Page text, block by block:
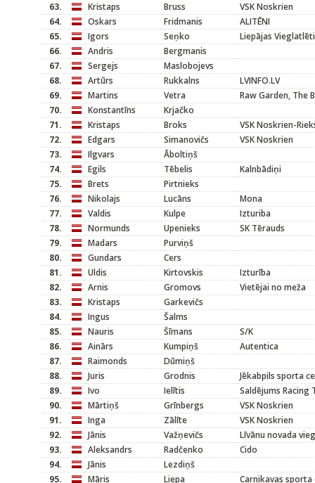
63.
Kristaps Bruss
VSK Noskrien
64.
Oskars Fridmanis
ALITĒNI
65.
Igors Seņko
Liepājas
66.
Andris
Bergmanis
67.
Sergejs
Maslobojevs
68.
Artūrs Rukkalns
LVINFO.LV
69.
Martins Vetra
Raw Garden, The
70.
Konstantīns
Krjačko
71.
Kristaps Broks
VSK Noskrien-
72.
Edgars Simanovičs
VSK Noskrien
73.
Ilgvars
Āboltiņš
74.
Egils Tēbelis
Kalnbādiņi
75.
Brets
Pirtnieks
76.
Nikolajs Lucāns
Mona
77.
Valdis Kulpe
Izturiba
78.
Normunds Upenieks
SK Tērauds
79.
Madars
Purviņš
80.
Gundars
Cers
81.
Uldis Kirtovskis
Izturība
82.
Arnis Gromovs
Vietējai no meža
83.
Kristaps
Garkevičs
84.
Ingus
Šalms
85.
Nauris Šīmans
S/K
86.
Ainārs Kumpiņš
Autentica
87.
Raimonds
Dūmiņš
88.
Juris Grodnis
Jēkabpils sporta
89.
Ivo Ielītis
Saldējums Racing
90.
Mārtiņš Grīnbergs
VSK Noskrien
91.
Inga Zālīte
VSK Noskrien
92.
Jānis Važņevičs
Līvānu novada
93.
Aleksandrs Radčenko
Cido
94.
Jānis
Lezdiņš
95.
Māris Liepa
Carnikavas sporta